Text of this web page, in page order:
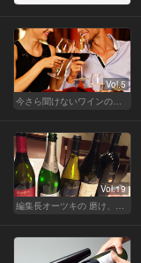
Vol.5
今さら聞けないワインの基礎知識
Vol.19
編集長オーツキの 磨け、バカ舌！ 学べ、オトナの遊び